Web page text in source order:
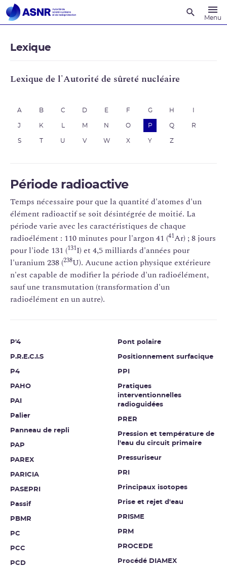
Menu
Lexique
Lexique de l'Autorité de sûreté nucléaire
A B C D E F G H
J K M N O P Q R
S U V W X Y Z
Période radioactive
Temps nécessaire pour que la quantité d'atomes d'un
élément radioactif se soit désintégrée de moitié. La
période varie avec les caractéristiques de chaque
radioélément : 110 minutes pour l'argon 41 (41Ar) ; 8 jours
pour l'iode 131 (131I) et 4,5 milliards d'années pour
l'uranium 238 (238U). Aucune action physique extérieure
n'est capable de modifier la période d'un radioélément,
sauf une transmutation (transformation d'un
radioélément en un autre).
P'4
P.R.E.C.I.S
P4
PAHO
PAI
Palier
Panneau de repli
PAP
PAREX
PARICIA
PASEPRI
Passif
PBMR
PC
PCC
PCD
Pont polaire
Positionnement surfacique
PPI
Pratiques
interventionnelles
radioguidées
PRER
Pression et température de
l'eau du circuit primaire
Pressuriseur
PRI
Principaux isotopes
Prise et rejet d'eau
PRISME
PRM
PROCEDE
Procédé DIAMEX